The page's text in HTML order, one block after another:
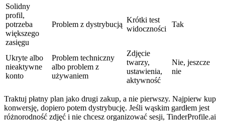
Solidny
profil,
potrzeba
większego
zasięgu
Problem z dystrybucją
Krótki test
widoczności
Tak
Ukryte albo
nieaktywne
konto
Problem techniczny
albo problem z
używaniem
Zdjęcie
twarzy,
ustawienia,
aktywność
Nie, jeszcze
nie
Traktuj płatny plan jako drugi zakup, a nie pierwszy. Najpierw kup
konwersję, dopiero potem dystrybucję. Jeśli wąskim gardłem jest
różnorodność zdjęć i nie chcesz organizować sesji, TinderProfile.ai